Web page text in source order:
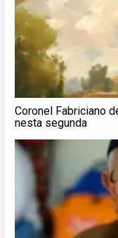
Coronel Fabriciano
nesta segunda